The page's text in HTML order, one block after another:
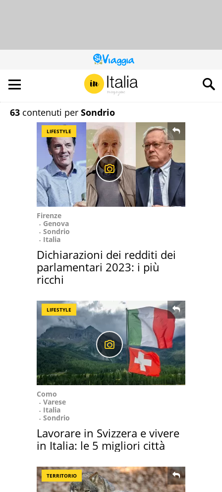
QUESTO
SITO
CONTRIBUISCE
ALL’AUDIENCE
DI
63 contenuti per Sondrio
LIFESTYLE
Firenze
Genova
Sondrio
Italia
Dichiarazioni dei redditi dei
parlamentari 2023: i più
ricchi
LIFESTYLE
Como
Varese
Italia
Sondrio
Lavorare in Svizzera e vivere
in Italia: le 5 migliori città
TERRITORIO